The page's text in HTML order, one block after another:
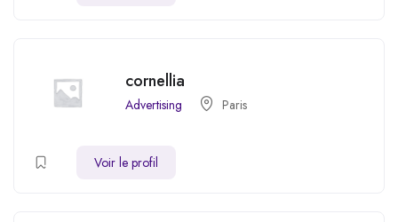
cornellia
Advertising Paris
Voir le profil